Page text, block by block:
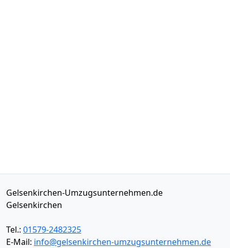
Gelsenkirchen-Umzugsunternehmen.de
Gelsenkirchen
Tel.: 01579-2482325
E-Mail: info@gelsenkirchen-umzugsunternehmen.de